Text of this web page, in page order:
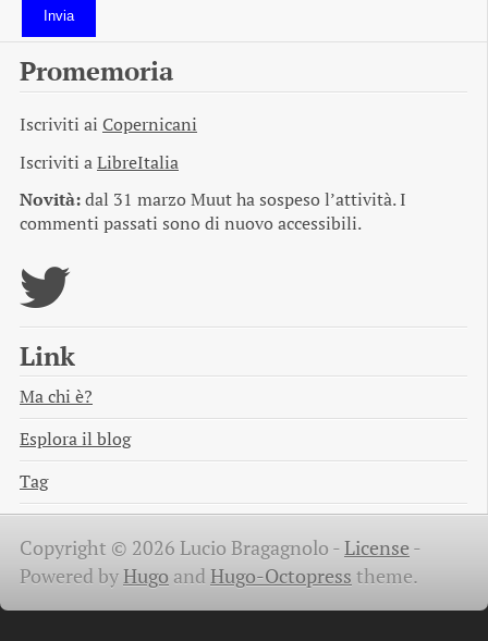
Invia
Promemoria
Iscriviti ai Copernicani
Iscriviti aLibreItalia
Novità:dal 31 marzo Muut ha sospeso l’attività. I
commenti passati sono di nuovo accessibili.
Link
Ma chi è?
Esplora il blog
Tag
Copyright © 2026 Lucio Bragagnolo -License -
Powered byHugo and Hugo-Octopress theme.